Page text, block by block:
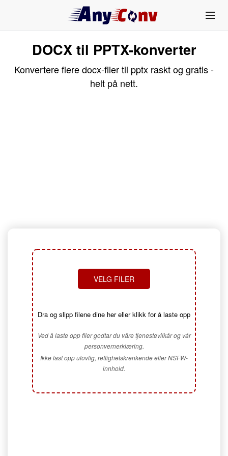
DOCX til PPTX-konverter
Konvertere flere docx-filer til pptx raskt og gratis -
helt på nett.
VELG FILER
Dra og slipp filene dine her eller klikk for å laste opp
Ved å laste opp filer godtar du våre tjenestevilkår og vår
personvernerklæring.
Ikke last opp ulovlig, rettighetskrenkende eller NSFW-
innhold.